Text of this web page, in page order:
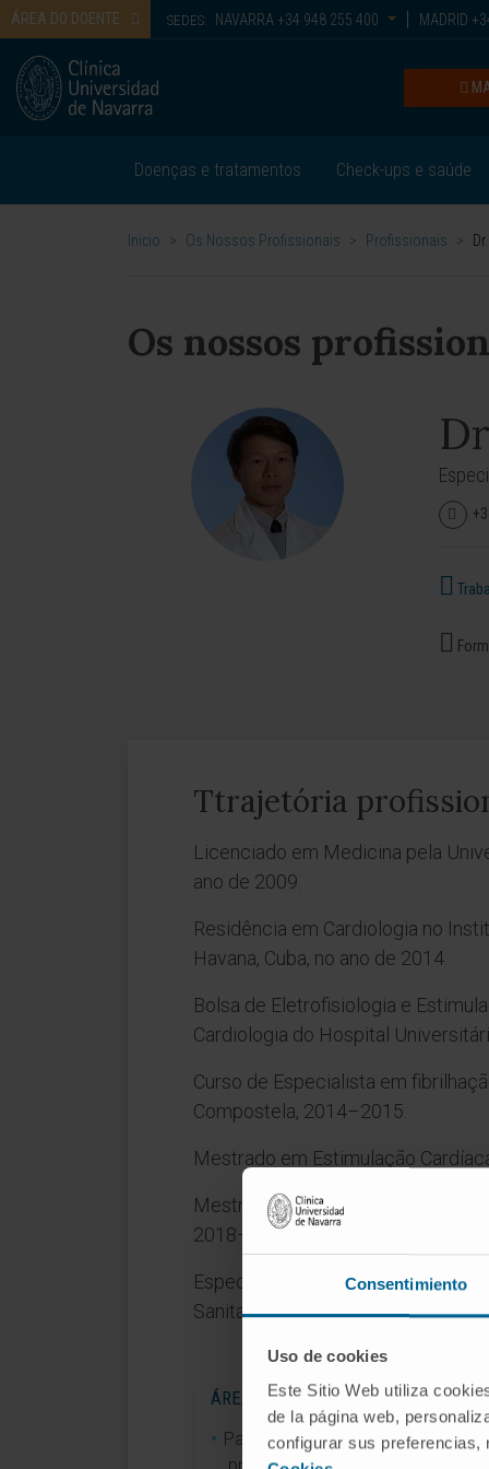
Consentimiento
Uso de cookies
Este Sitio Web utiliza
de la página web,
configurar sus preferencias,
ÁREA DO DOENTE SEDES: NAVARRA +34 948 255 400 MADRID
Doenças e tratamentos Check-ups e saúde
Inicio > Os Nossos Profissionais > Profissionais >
Os nossos
Ttrajetória
Licenciado em Medicina pela
ano de 2009.
Residência em Cardiologia no
Havana, Cuba, no ano de 2014.
Bolsa de Eletrofisiologia e
Cardiologia do Hospital
Curso de Especialista em
Compostela, 2014–2015.
Mestrado em Estimulação
Mestrado em Avanços em
2018–2020.
Especialista em Cardiologia no
Sanitas Virgen del Mar, de 2016
ÁREAS DE INVESTIGAÇÃO
Participou como coinvestigador